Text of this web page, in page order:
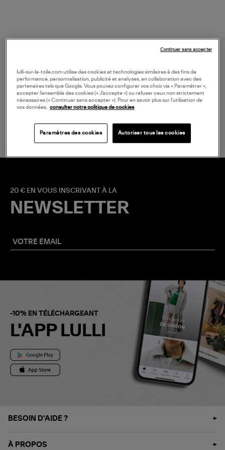
LIVRAISON GRATUITE
20 € EN VOUS INSCRIVANT À LA
NEWSLETTER
-10% EN TÉLÉCHARGEANT
L'APP LULLI
BESOIN D'AIDE ?
À PROPOS
lulli-sur-la-toile.com utilise des cookies et technologies similaires à des fins de
performance, personnalisation, publicité et analyses, en collaboration avec des
partenaires tels que Google. Vous pouvez configurer vos choix via « Paramétrer »,
accepter l’ensemble des cookies (« J’accepte ») ou refuser ceux non strictement
nécessaires (« Continuer sans accepter »). Pour en savoir plus sur l’utilisation de
vos données, consulter notre politique de cookies
Paramètres des cookies Autoriser tous les cookies
Continuer sans accepter